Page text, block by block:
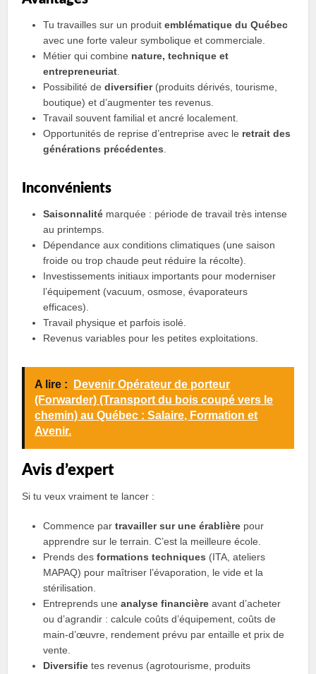
Tu travailles sur un produitemblématique du Québec
avec une forte valeur symbolique et commerciale.
Métier qui combine nature, technique et
entrepreneuriat
Possibilité dediversifier(produits dérivés, tourisme,
boutique) et d’augmenter tes revenus.
Travail souvent familial et ancré localement.
Opportunités de reprise d’entreprise avec le retrait des
générations précédentes
Inconvénients
Saisonnalité marquée : période de travail très intense
au printemps.
Dépendance aux conditions climatiques (une saison
froide ou trop chaude peut réduire la récolte).
Investissements initiaux importants pour moderniser
l’équipement (vacuum, osmose, évaporateurs
efficaces).
Travail physique et parfois isolé.
Revenus variables pour les petites exploitations.
A lire :
Devenir Opérateur de porteur
(Forwarder) (Transport du bois coupé vers le
chemin) au Québec : Salaire, Formation et
Avenir.
Avis d’expert
Si tu veux vraiment te lancer :
Commence partravailler sur une érablière pour
apprendre sur le terrain. C’est la meilleure école.
Prends desformations techniques (ITA, ateliers
MAPAQ) pour maîtriser l’évaporation, le vide et la
stérilisation.
Entreprends uneanalyse financière avant d’acheter
ou d’agrandir : calcule coûts d’équipement, coûts de
main‑d’œuvre, rendement prévu par entaille et prix de
vente.
Diversifie tes revenus (agrotourisme, produits